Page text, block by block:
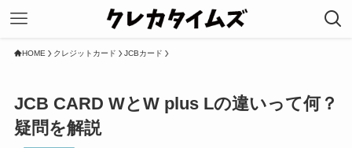
HOME クレジットカード JCBカード
JCB CARD WとW plus Lの違いって何？
疑問を解説